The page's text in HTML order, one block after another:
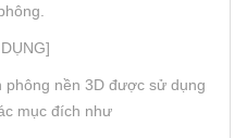
phông nền 3D được sử dụng
mục đích như